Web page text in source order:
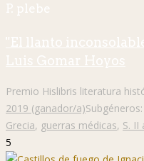
P. plebe
"El llanto
Luis Gomar Hoyos
Premio Hislibris literatura
2019 (ganador/a)Subgéneros:
Grecia, guerras médicas, S. II
5